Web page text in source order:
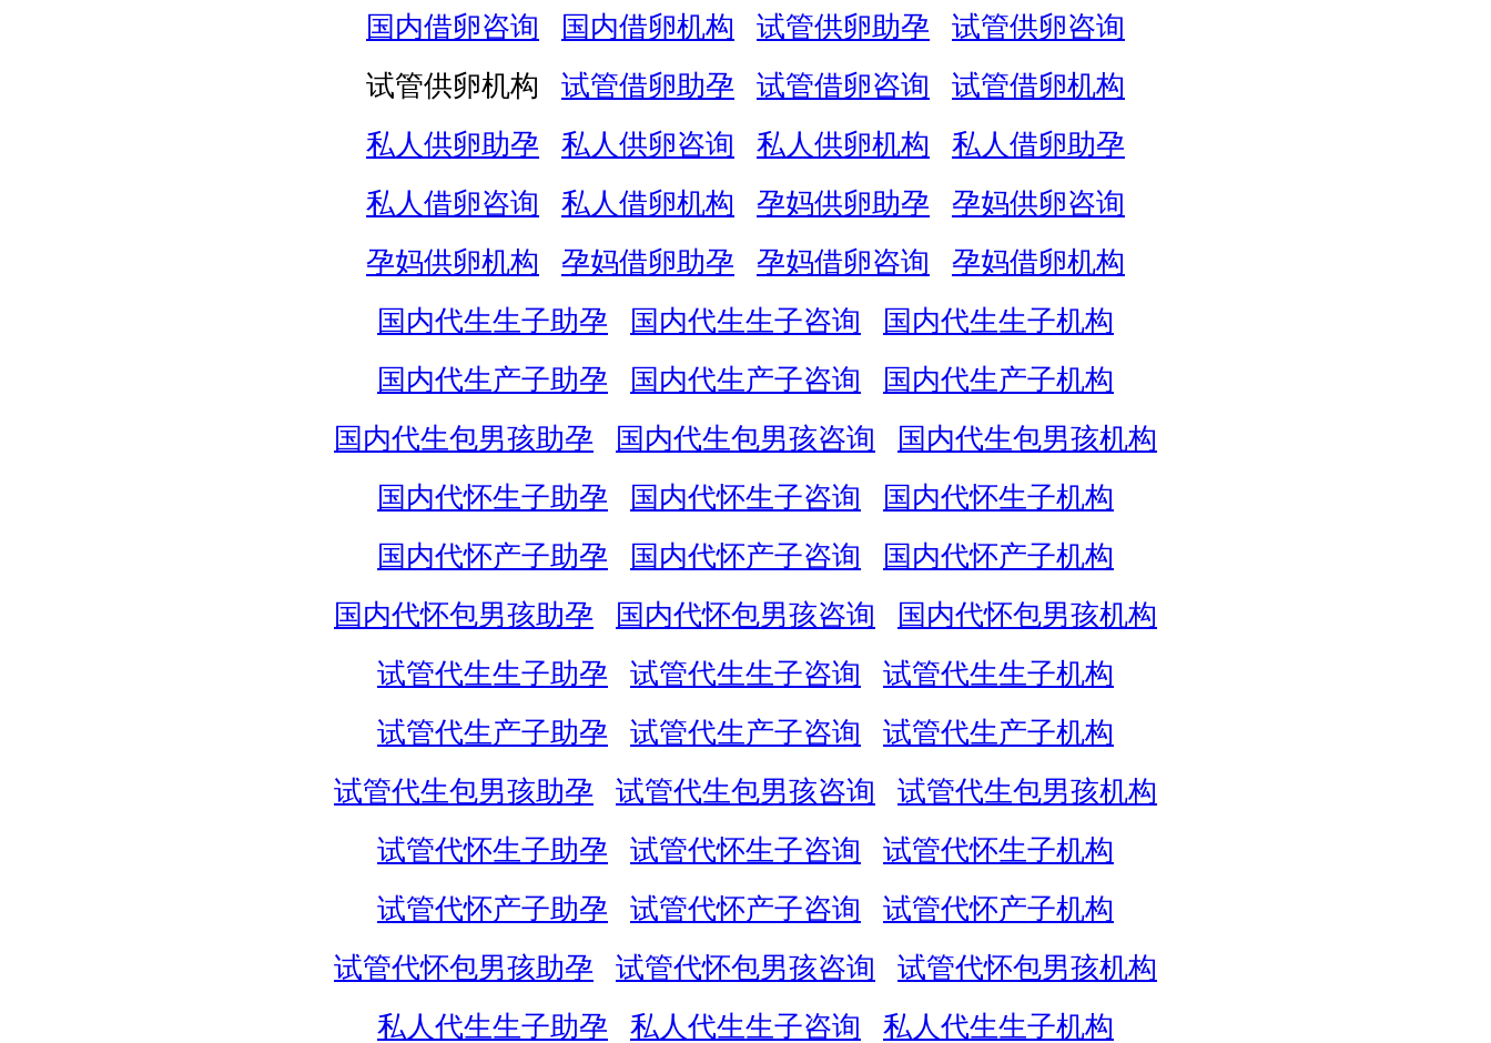
国内借卵咨询
国内借卵机构 试管供卵助孕
试管供卵咨询
试管供卵机构
试管借卵助孕 试管借卵咨询
试管借卵机构
私人供卵助孕
私人供卵咨询 私人供卵机构
私人借卵助孕
私人借卵咨询
私人借卵机构 孕妈供卵助孕
孕妈供卵咨询
孕妈供卵机构
孕妈借卵助孕 孕妈借卵咨询
孕妈借卵机构
国内代生生子助孕
国内代生生子咨询
国内代生生子机构
国内代生产子助孕
国内代生产子咨询
国内代生产子机构
国内代生包男孩助孕
国内代生包男孩咨询
国内代生包男孩机构
国内代怀生子助孕
国内代怀生子咨询
国内代怀生子机构
国内代怀产子助孕
国内代怀产子咨询
国内代怀产子机构
国内代怀包男孩助孕
国内代怀包男孩咨询
国内代怀包男孩机构
试管代生生子助孕
试管代生生子咨询
试管代生生子机构
试管代生产子助孕
试管代生产子咨询
试管代生产子机构
试管代生包男孩助孕
试管代生包男孩咨询
试管代生包男孩机构
试管代怀生子助孕
试管代怀生子咨询
试管代怀生子机构
试管代怀产子助孕
试管代怀产子咨询
试管代怀产子机构
试管代怀包男孩助孕
试管代怀包男孩咨询
试管代怀包男孩机构
私人代生生子助孕
私人代生生子咨询
私人代生生子机构